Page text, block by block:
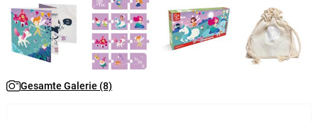
Gesamte Galerie (8)